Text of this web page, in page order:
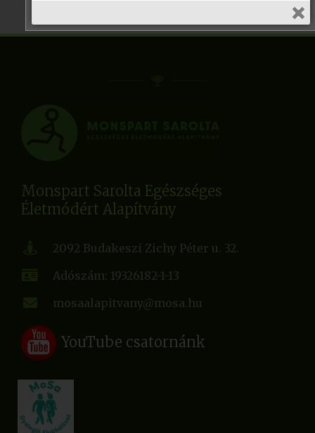
Monspart Sarolta Egészséges
Életmódért Alapítvány
2092 Budakeszi Zichy Péter u. 32.
Adószám: 19326182-1-13
mosaalapitvany@mosa.hu
YouTube csatornánk